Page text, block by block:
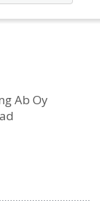
Ab Oy